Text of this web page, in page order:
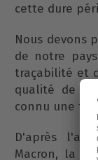
cette dure
Nous devons
de notre
traçabilité et
qualité de
connu une
D'après
Macron, la